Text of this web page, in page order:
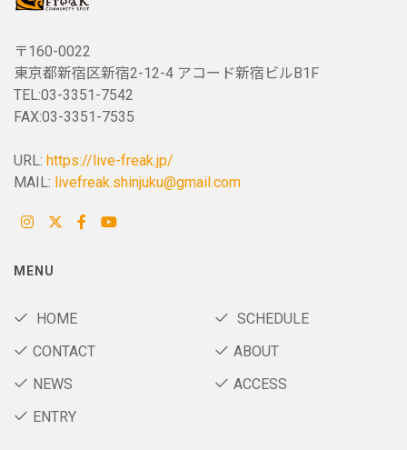
〒160-0022
東京都新宿区新宿2-12-4 アコード新宿ビルB1F
TEL:03-3351-7542
FAX:03-3351-7535
URL: https://live-freak.jp/
MAIL: livefreak.shinjuku@gmail.com
MENU
HOME
SCHEDULE
CONTACT
ABOUT
NEWS
ACCESS
ENTRY